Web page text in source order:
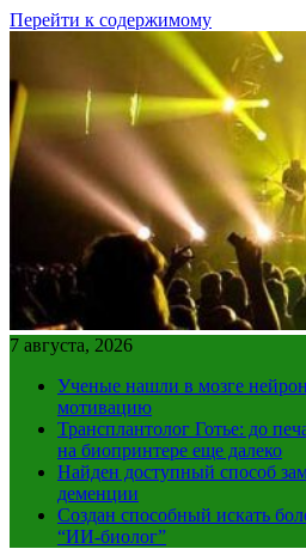
Перейти к содержимому
7 августа, 2026
Ученые нашли в мозге
мотивацию
Трансплантолог Готье: до
на биопринтере еще далеко
Найден доступный способ
деменции
Создан способный искать
“ИИ-биолог”